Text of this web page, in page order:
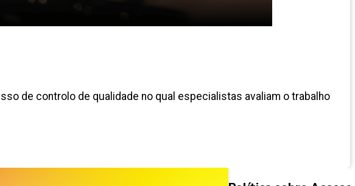
de controlo de qualidade no qual especialistas avaliam o trabalho